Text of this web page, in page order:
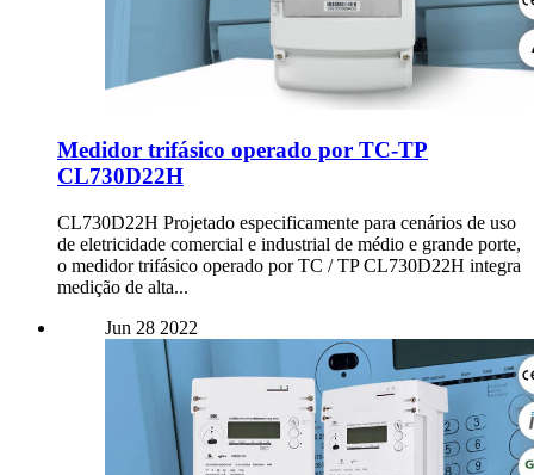
Medidor trifásico operado por TC-TP
CL730D22H
CL730D22H Projetado especificamente para cenários de uso
de eletricidade comercial e industrial de médio e grande porte,
o medidor trifásico operado por TC / TP CL730D22H integra
medição de alta...
Jun 28 2022